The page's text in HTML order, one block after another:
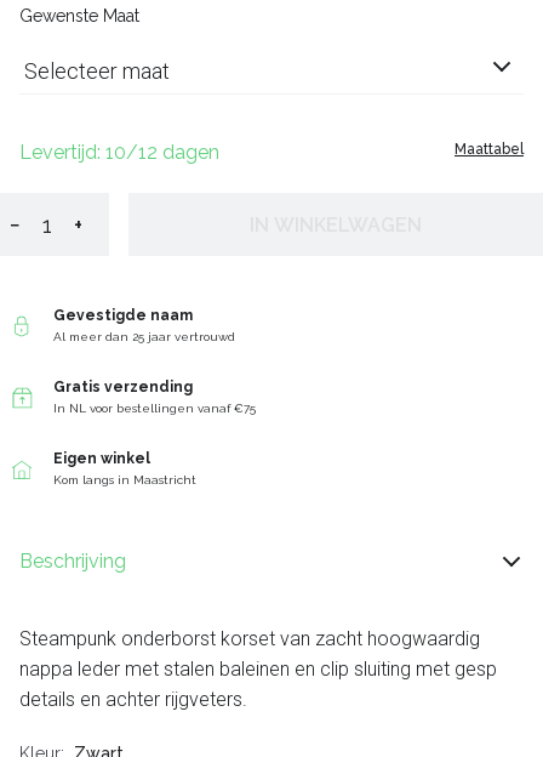
Gewenste Maat
Selecteer maat
Maattabel
Levertijd: 10/12 dagen
− +
Gevestigde naam
Al meer dan 25 jaar vertrouwd
Gratis verzending
In NL voor bestellingen vanaf €75
Eigen winkel
Kom langs in Maastricht
Beschrijving
Steampunk onderborst korset van zacht hoogwaardig
nappa leder met stalen baleinen en clip sluiting met gesp
details en achter rijgveters.